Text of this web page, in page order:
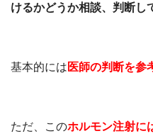
けるかどうか相談、判断し
基本的には 医師の判断を参
ただ、このホルモン注射に